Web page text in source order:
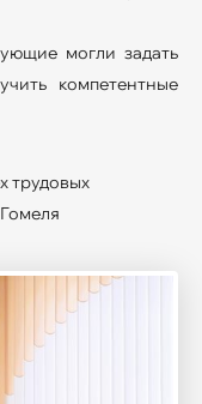
могли задать
компетентные
трудовых